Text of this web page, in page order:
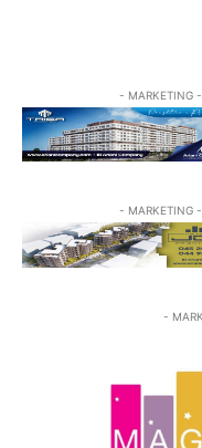
- MARKETING
- MARKETING
-